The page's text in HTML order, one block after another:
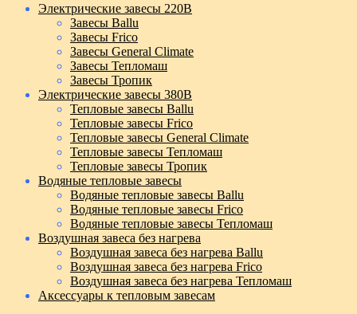
Электрические завесы 220В
Завесы Ballu
Завесы Frico
Завесы General Climate
Завесы Тепломаш
Завесы Тропик
Электрические завесы 380В
Тепловые завесы Ballu
Тепловые завесы Frico
Тепловые завесы General Climate
Тепловые завесы Тепломаш
Тепловые завесы Тропик
Водяные тепловые завесы
Водяные тепловые завесы Ballu
Водяные тепловые завесы Frico
Водяные тепловые завесы Тепломаш
Воздушная завеса без нагрева
Воздушная завеса без нагрева Ballu
Воздушная завеса без нагрева Frico
Воздушная завеса без нагрева Тепломаш
Аксессуары к тепловым завесам